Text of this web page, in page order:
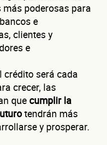
poderosas para
e
clientes y
e
crédito será cada
crecer, las
quecumplir la
tendrán más
y prosperar.